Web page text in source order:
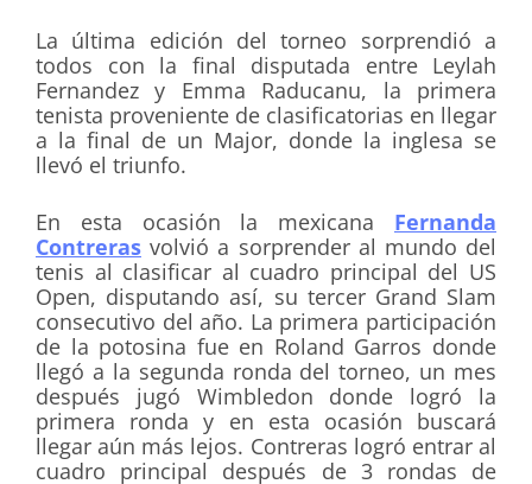
La última edición del torneo sorprendió a
todos con la final disputada entre Leylah
Fernandez y Emma Raducanu, la primera
tenista proveniente de clasificatorias en llegar
a la final de un Major, donde la inglesa se
llevó el triunfo.
En esta ocasión la mexicana Fernanda
Contreras volvió a sorprender al mundo del
tenis al clasificar al cuadro principal del US
Open, disputando así, su tercer Grand Slam
consecutivo del año. La primera participación
de la potosina fue en Roland Garros donde
llegó a la segunda ronda del torneo, un mes
después jugó Wimbledon donde logró la
primera ronda y en esta ocasión buscará
llegar aún más lejos. Contreras logró entrar al
cuadro principal después de 3 rondas de